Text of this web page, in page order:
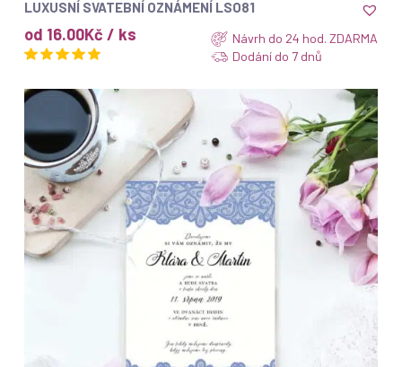
LUXUSNÍ SVATEBNÍ OZNÁMENÍ LSO81
od 16.00Kč / ks
Návrh do 24 hod. ZDARMA
Dodání do 7 dnů